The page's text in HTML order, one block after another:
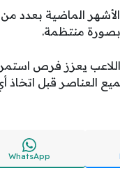
الماضية بعدد من
منتظمة.
اللاعب يعزز فرص
العناصر قبل
WhatsApp